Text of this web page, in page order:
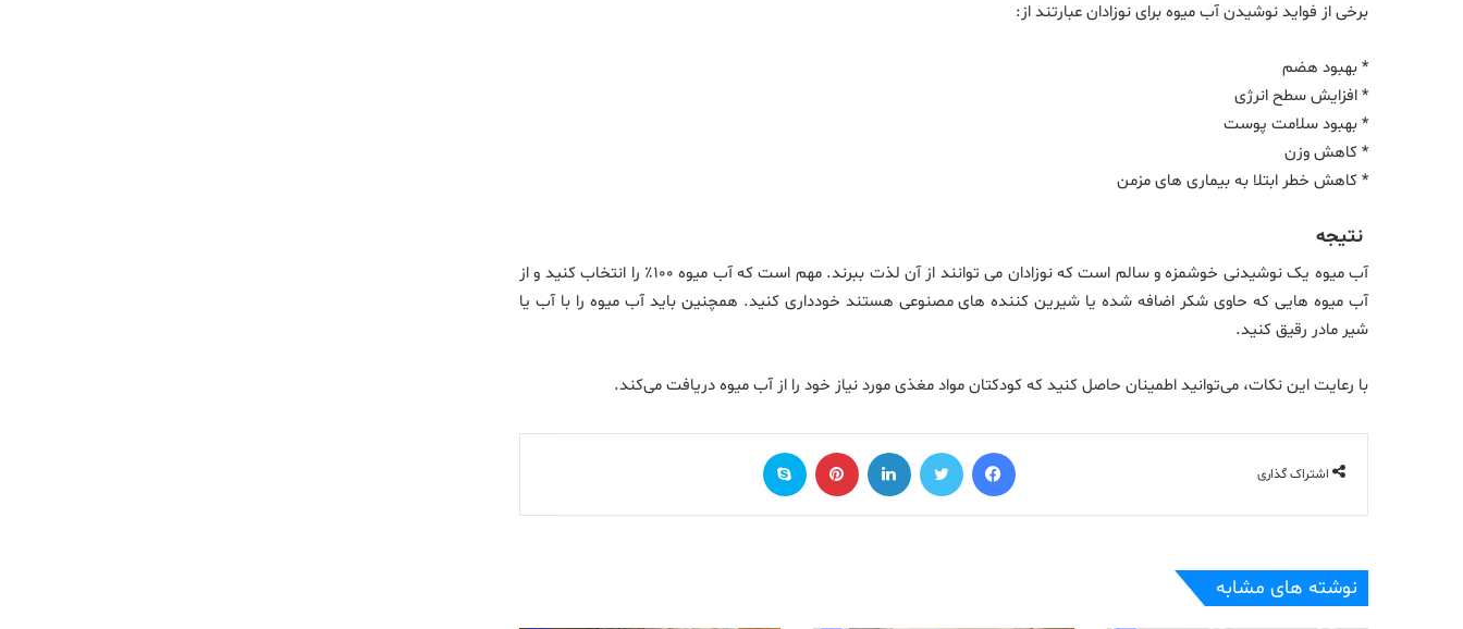
برخی از فواید نوشیدن آب میوه برای نوزادان عبارتند از:
* بهبود هضم
* افزایش سطح انرژی
* بهبود سلامت پوست
* کاهش وزن
* کاهش خطر ابتلا به بیماری های مزمن
نتیجه
آب میوه یک نوشیدنی خوشمزه و سالم است که نوزادان می توانند از آن لذت ببرند. مهم است که آب میوه ۱۰۰٪ را انتخاب کنید و از
آب میوه هایی که حاوی شکر اضافه شده یا شیرین کننده های مصنوعی هستند خودداری کنید. همچنین باید آب میوه را با آب یا
شیر مادر رقیق کنید.
با رعایت این نکات، می‌توانید اطمینان حاصل کنید که کودکتان مواد مغذی مورد نیاز خود را از آب میوه دریافت می‌کند.
اشتراک گذاری
فیس بوک توییتر لینکدین ‫پین‌ترست
نوشته های مشابه